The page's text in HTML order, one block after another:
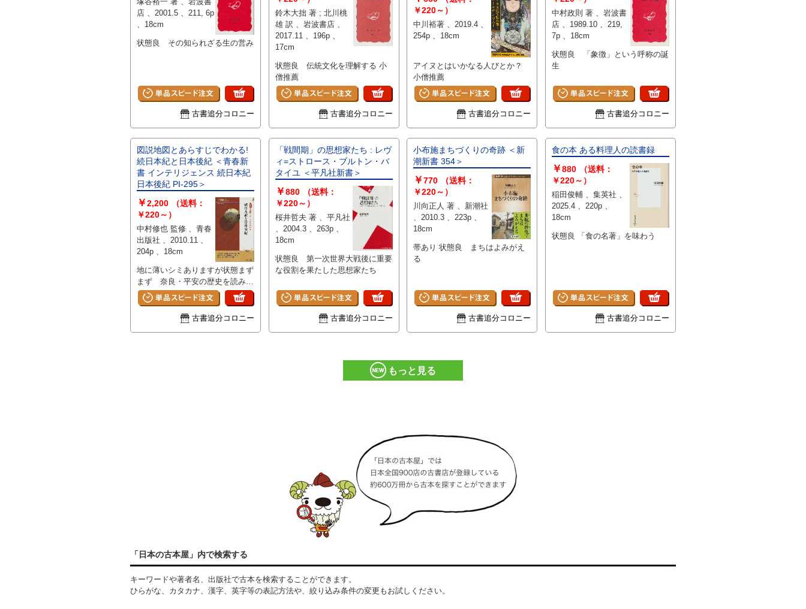
店 、2001.5 、211, 6p
、18cm
状態良 その知られざる生の営み
古書追分コロニー
鈴木大拙 著 ; 北川桃
雄 訳 、岩波書店 、
2017.11 、196p 、
17cm
状態良 伝統文化を理解する 小
僧推薦
古書追分コロニー
￥220～）
中川裕著 、2019.4 、
254p 、18cm
アイヌとはいかなる人びとか？
小僧推薦
古書追分コロニー
中村政則 著 、岩波書
店 、1989.10 、219,
7p 、18cm
状態良 「象徴」という呼称の誕
生
古書追分コロニー
図説地図とあらすじでわかる!
続日本紀と日本後紀 ＜青春新
書 インテリジェンス 続日本紀
日本後紀 PI-295＞
￥2,200
（送料：
￥220～）
中村修也 監修 、青春
出版社 、2010.11 、
204p 、18cm
地に薄いシミありますが状態まず
まず 奈良・平安の歴史を読み解
く
古書追分コロニー
「戦間期」の思想家たち : レヴ
ィ=ストロース・ブルトン・バ
タイユ ＜平凡社新書＞
￥880
（送料：
￥220～）
桜井哲夫 著 、平凡社
、2004.3 、263p 、
18cm
状態良 第一次世界大戦後に重要
な役割を果たした思想家たち
古書追分コロニー
小布施まちづくりの奇跡 ＜新
潮新書 354＞
￥770
（送料：
￥220～）
川向正人 著 、新潮社
、2010.3 、223p 、
18cm
帯あり 状態良 まちはよみがえ
る
古書追分コロニー
食の本 ある料理人の読書録
￥880
（送料：
￥220～）
稲田俊輔 、集英社 、
2025.4 、220p 、
18cm
状態良 「食の名著」を味わう
古書追分コロニー
もっと見る
「日本の古本屋」内で検索する
キーワードや著者名、出版社で古本を検索することができます。
ひらがな、カタカナ、漢字、英字等の表記方法や、絞り込み条件の変更もお試しください。